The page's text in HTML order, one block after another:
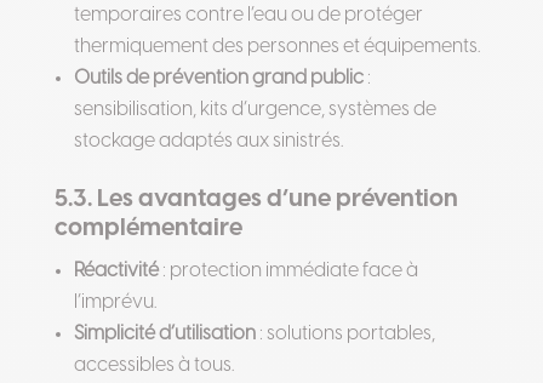
temporaires contre l’eau ou de protéger
thermiquement des personnes et équipements.
Outils de prévention grand public:
sensibilisation, kits d’urgence, systèmes de
stockage adaptés aux sinistrés.
5.3. Les avantages d’une prévention
complémentaire
Réactivité: protection immédiate face à
l’imprévu.
Simplicité d’utilisation: solutions portables,
accessibles à tous.